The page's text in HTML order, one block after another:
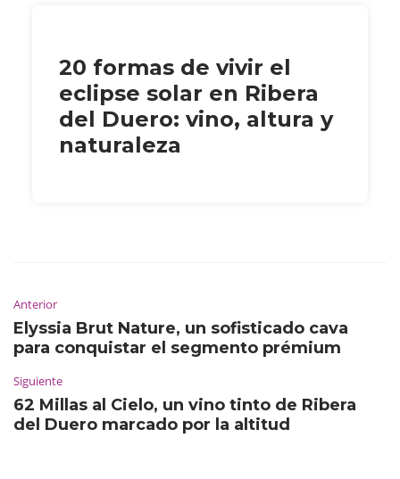
20 formas de vivir el
eclipse solar en Ribera
del Duero: vino, altura y
naturaleza
Anterior
Elyssia Brut Nature, un sofisticado cava
para conquistar el segmento prémium
Siguiente
62 Millas al Cielo, un vino tinto de Ribera
del Duero marcado por la altitud